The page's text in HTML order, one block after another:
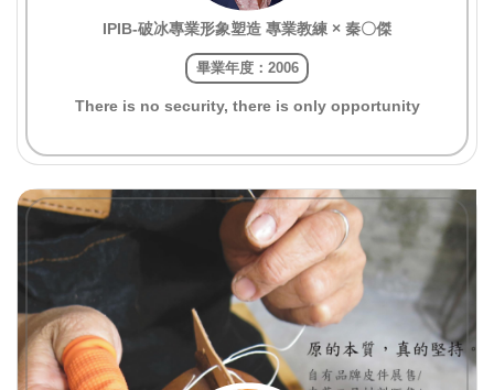
IPIB-破冰專業形象塑造 專業教練 × 秦〇傑
畢業年度：2006
There is no security, there is only opportunity